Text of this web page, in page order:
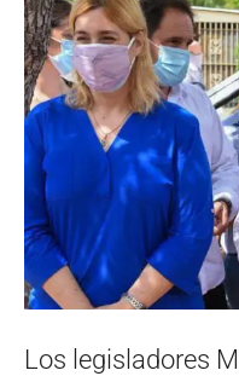
Los legisladores